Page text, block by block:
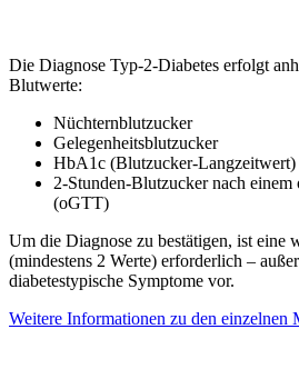
Die Diagnose Typ-2-Diabetes erfolgt
Blutwerte:
Nüchternblutzucker
Gelegenheitsblutzucker
HbA1c (Blutzucker-Langzeitwert)
2-Stunden-Blutzucker nach einem
(oGTT)
Um die Diagnose zu bestätigen, ist eine
(mindestens 2 Werte) erforderlich –
diabetestypische Symptome vor.
Weitere Informationen zu den einzelnen